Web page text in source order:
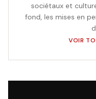
sociétaux et
fond, les mises en
VOIR